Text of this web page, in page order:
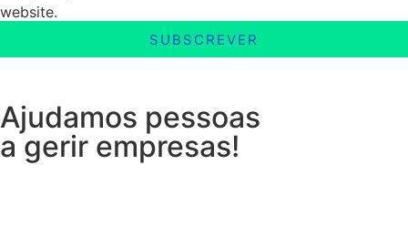
website.
SUBSCREVER
Ajudamos pessoas
a gerir empresas!